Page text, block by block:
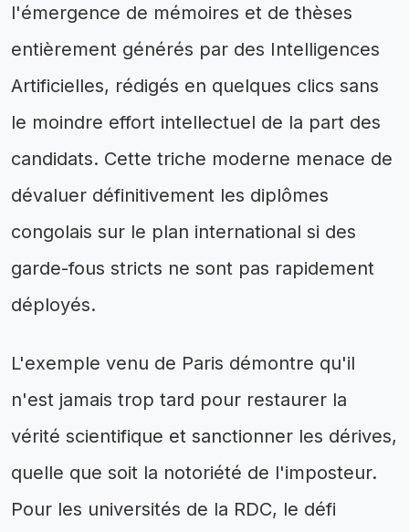
l'émergence de mémoires et de thèses
entièrement générés par des Intelligences
Artificielles, rédigés en quelques clics sans
le moindre effort intellectuel de la part des
candidats. Cette triche moderne menace de
dévaluer définitivement les diplômes
congolais sur le plan international si des
garde-fous stricts ne sont pas rapidement
déployés.
L'exemple venu de Paris démontre qu'il
n'est jamais trop tard pour restaurer la
vérité scientifique et sanctionner les dérives,
quelle que soit la notoriété de l'imposteur.
Pour les universités de la RDC, le défi